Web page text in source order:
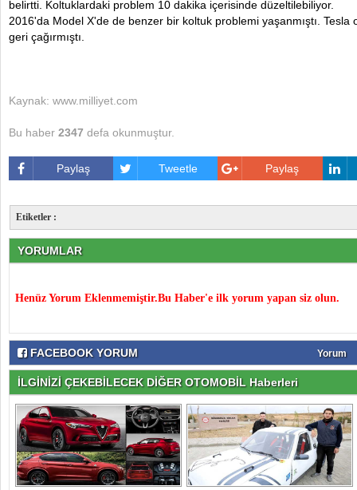
belirtti. Koltuklardaki problem 10 dakika içerisinde düzeltilebiliyor.
2016'da Model X'de de benzer bir koltuk problemi yaşanmıştı. Tesla
geri çağırmıştı.
Kaynak: www.milliyet.com
Bu haber 2347 defa okunmuştur.
Paylaş Tweetle Paylaş
Etiketler :
YORUMLAR
Henüz Yorum Eklenmemiştir.Bu Haber'e ilk yorum yapan siz olun.
FACEBOOK YORUM Yorum
İLGİNİZİ ÇEKEBİLECEK DİĞER OTOMOBİL Haberleri